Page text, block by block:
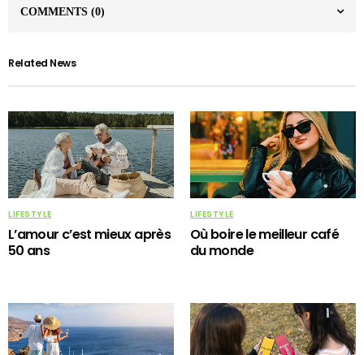
COMMENTS (0)
Related News
LIFESTYLE
L’amour c’est mieux après
50 ans
LIFESTYLE
Où boire le meilleur café
du monde